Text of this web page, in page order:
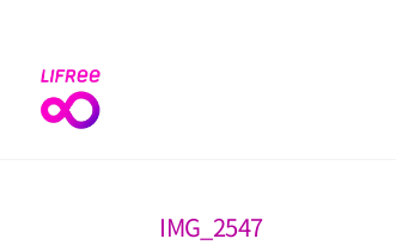
content
IMG_2547